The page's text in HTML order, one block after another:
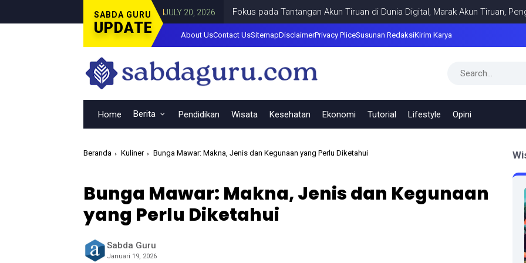
SABDA GURU
UPDATE
DAERAHJULY 20, 2026 Fokus pada Tantangan Akun Tiruan di Dunia Digital, Marak Akun Tiruan, Pengelola
About UsContact UsSitemapDisclaimerPrivacy PliceSusunan RedaksiKirim Karya
Home Berita Pendidikan Wisata Kesehatan Ekonomi Tutorial Lifestyle Opini
Beranda Kuliner Bunga Mawar: Makna, Jenis dan Kegunaan yang Perlu Diketahui
Bunga Mawar: Makna, Jenis dan Kegunaan
yang Perlu Diketahui
Sabda Guru
Januari 19, 2026